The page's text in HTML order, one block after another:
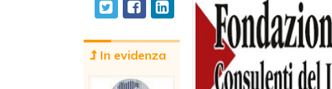
In evidenza